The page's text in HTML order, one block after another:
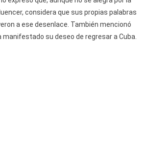
considera que sus propias palabras
a ese desenlace. También mencionó
manifestado su deseo de regresar a Cuba.